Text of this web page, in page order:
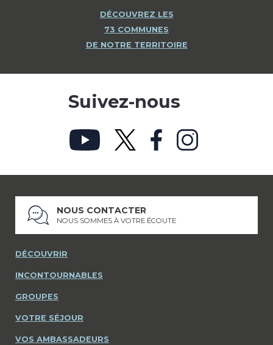
DÉCOUVREZ LES
73 COMMUNES
DE NOTRE TERRITOIRE
Suivez-nous
NOUS CONTACTER
NOUS SOMMES À VOTRE ÉCOUTE
DÉCOUVRIR
INCONTOURNABLES
GROUPES
VOTRE SÉJOUR
VOS AMBASSADEURS